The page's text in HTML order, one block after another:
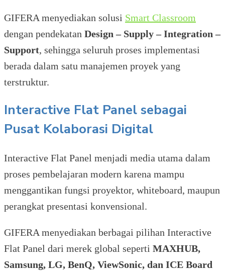
GIFERA menyediakan solusi Smart Classroom
dengan pendekatan Design – Supply – Integration –
Support, sehingga seluruh proses implementasi
berada dalam satu manajemen proyek yang
terstruktur.
Interactive Flat Panel sebagai
Pusat Kolaborasi Digital
Interactive Flat Panel menjadi media utama dalam
proses pembelajaran modern karena mampu
menggantikan fungsi proyektor, whiteboard, maupun
perangkat presentasi konvensional.
GIFERA menyediakan berbagai pilihan Interactive
Flat Panel dari merek global seperti MAXHUB,
Samsung, LG, BenQ, ViewSonic, dan ICE Board